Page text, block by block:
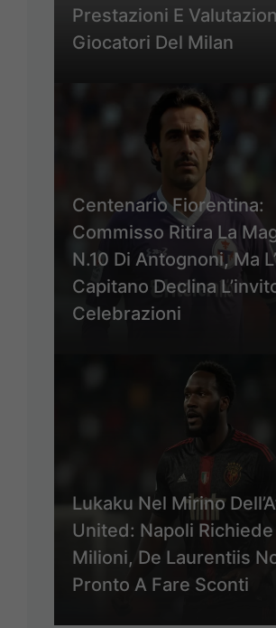
Prestazioni E
Giocatori Del Milan
Centenario Fiorentina:
Commisso Ritira La
N.10 Di Antognoni, Ma
Capitano Declina
Celebrazioni
Lukaku Nel Mirino
United: Napoli Richiede
Milioni, De Laurentiis
Pronto A Fare Sconti